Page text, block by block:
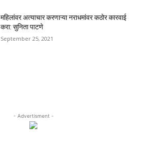
महिलांवर अत्याचार करणाऱ्या नराधमांवर कठोर कारवाई
करा: सुनिता पाटणे
September 25, 2021
- Advertisment -